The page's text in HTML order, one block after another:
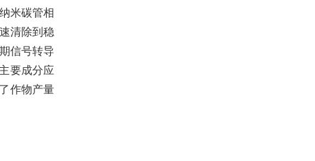
米碳管相
清除到稳
信号转导
要成分应
作物产量